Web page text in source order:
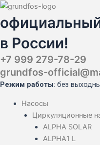
Перейти
содержимому
в России!
+7 999 279-78-29
grundfos-
Режим работы: без
Насосы
Циркуляционные
ALPHA SOLAR
ALPHA1 L
Поиск
товаров
Поиск
товаров
Поиск
товаров